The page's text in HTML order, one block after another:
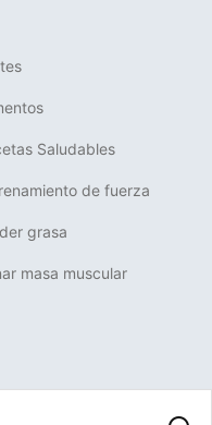
Saludables
de fuerza
grasa
masa muscular